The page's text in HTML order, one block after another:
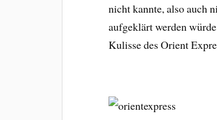
nicht kannte, also auch
aufgeklärt werden
Kulisse des Orient